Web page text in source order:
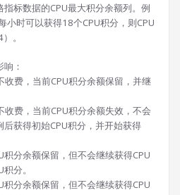
标数据的CPU最大积分余额列。例
时可以获得18个CPU积分，则CPU
。
：
费，当前CPU积分余额保留，并继
费，当前CPU积分余额失效，不会
获得初始CPU积分，并开始获得
分余额保留，但不会继续获得CPU
分。
分余额保留，但不会继续获得CPU